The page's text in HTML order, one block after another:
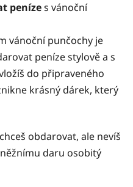
penízes vánoční
vánoční punčochy je
peníze stylově a s
do připraveného
krásný dárek, který
obdarovat, ale nevíš
daru osobitý